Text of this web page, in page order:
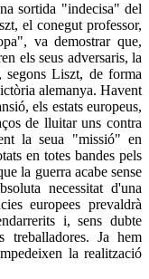
sortida "indecisa" del
el conegut professor,
va demostrar que,
els seus adversaris, la
segons Liszt, de forma
alemanya. Havent
els estats europeus,
de lluitar uns contra
la seua "missió" en
en totes bandes pels
la guerra acabe sense
necessitat d'una
europees prevaldrà
i, sens dubte
treballadores. Ja hem
la realització